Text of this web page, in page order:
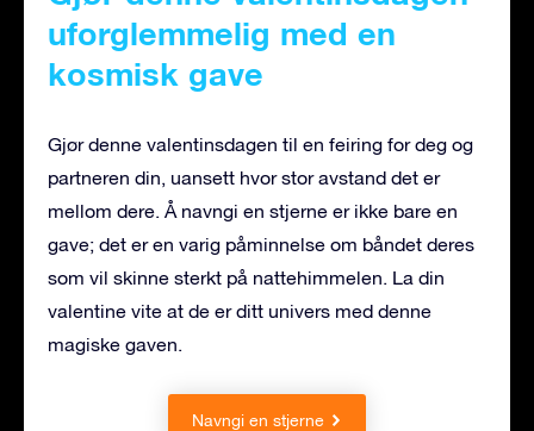
uforglemmelig med en
kosmisk gave
Gjør denne valentinsdagen til en feiring for deg og
partneren din, uansett hvor stor avstand det er
mellom dere. Å navngi en stjerne er ikke bare en
gave; det er en varig påminnelse om båndet deres
som vil skinne sterkt på nattehimmelen. La din
valentine vite at de er ditt univers med denne
magiske gaven.
Navngi en stjerne